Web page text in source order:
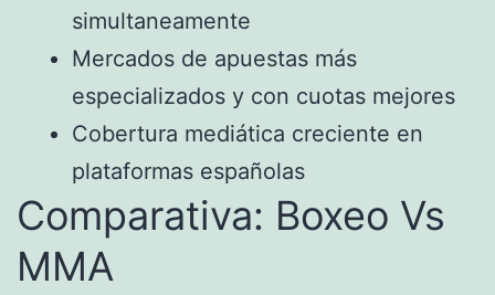
simultaneamente
Mercados de apuestas más
especializados y con cuotas mejores
Cobertura mediática creciente en
plataformas españolas
Comparativa: Boxeo Vs
MMA